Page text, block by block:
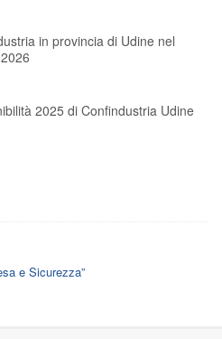
in provincia di Udine nel
2025 di Confindustria Udine
e Sicurezza”